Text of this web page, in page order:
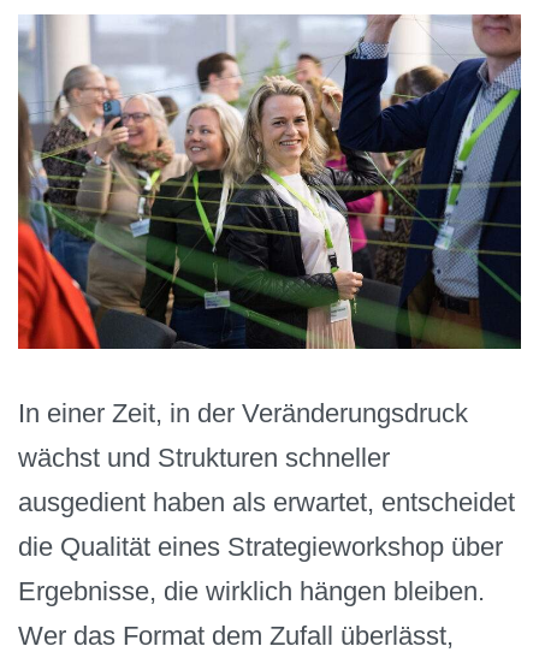
In einer Zeit, in der Veränderungsdruck
wächst und Strukturen schneller
ausgedient haben als erwartet, entscheidet
die Qualität eines Strategieworkshop über
Ergebnisse, die wirklich hängen bleiben.
Wer das Format dem Zufall überlässt,